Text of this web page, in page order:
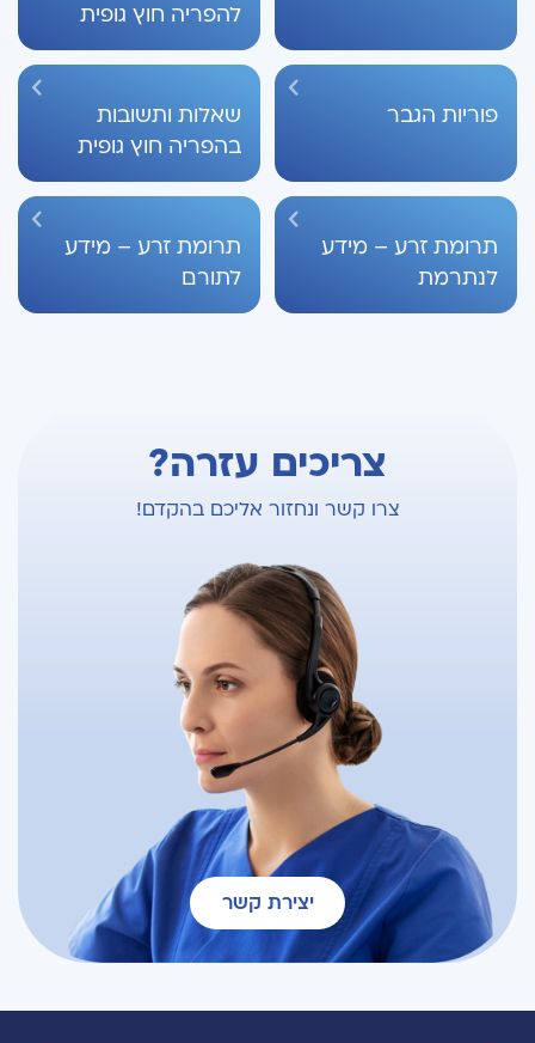
להפריה חוץ גופית
פוריות הגבר
שאלות ותשובות
בהפריה חוץ גופית
תרומת זרע – מידע
לנתרמת
תרומת זרע – מידע
לתורם
צריכים עזרה?
צרו קשר ונחזור אליכם בהקדם!
יצירת קשר